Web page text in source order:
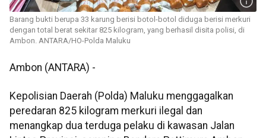
Barang bukti berupa 33 karung berisi botol-botol diduga berisi merkuri
dengan total berat sekitar 825 kilogram, yang berhasil disita polisi, di
Ambon. ANTARA/HO-Polda Maluku
Ambon (ANTARA) -
Kepolisian Daerah (Polda) Maluku menggagalkan
peredaran 825 kilogram merkuri ilegal dan
menangkap dua terduga pelaku di kawasan Jalan